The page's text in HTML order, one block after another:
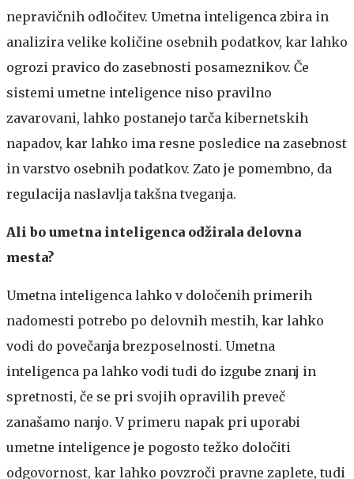
nepravičnih odločitev. Umetna inteligenca zbira in
analizira velike količine osebnih podatkov, kar lahko
ogrozi pravico do zasebnosti posameznikov. Če
sistemi umetne inteligence niso pravilno
zavarovani, lahko postanejo tarča kibernetskih
napadov, kar lahko ima resne posledice na zasebnost
in varstvo osebnih podatkov. Zato je pomembno, da
regulacija naslavlja takšna tveganja.
Ali bo umetna inteligenca odžirala delovna
mesta?
Umetna inteligenca lahko v določenih primerih
nadomesti potrebo po delovnih mestih, kar lahko
vodi do povečanja brezposelnosti. Umetna
inteligenca pa lahko vodi tudi do izgube znanj in
spretnosti, če se pri svojih opravilih preveč
zanašamo nanjo. V primeru napak pri uporabi
umetne inteligence je pogosto težko določiti
odgovornost, kar lahko povzroči pravne zaplete, tudi